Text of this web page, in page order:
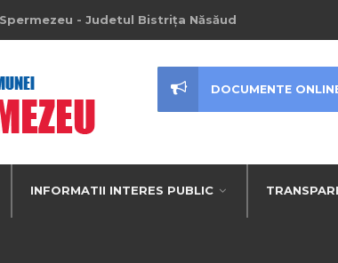
- Judetul Bistrița Năsăud
INFORMATII INTERES PUBLIC
DOCUMENTE